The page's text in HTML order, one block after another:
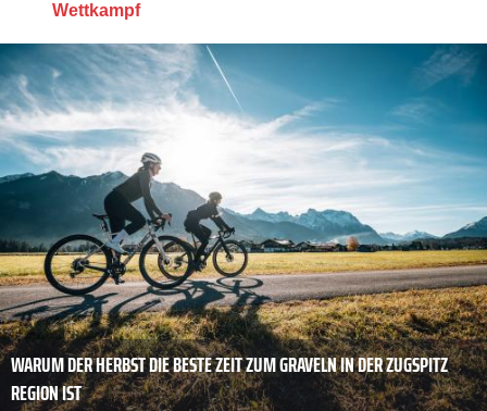
Wettkampf
WARUM DER HERBST DIE BESTE ZEIT ZUM GRAVELN IN DER ZUGSPITZ
REGION IST